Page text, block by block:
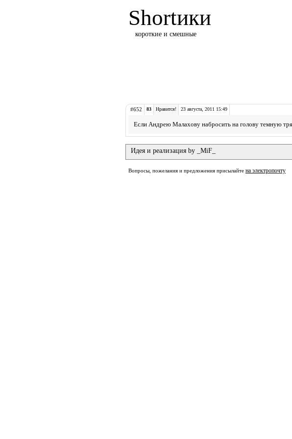
Shortики
короткие и смешные
#652 83 Нравится! 23 августа, 2011 15:49
Если Андрею Малахову набросить на голову темную
Идея и реализация by _MiF_
Вопросы, пожелания и предложения присылайте на электропочту